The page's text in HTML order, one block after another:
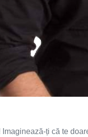
Imaginează-ți că te